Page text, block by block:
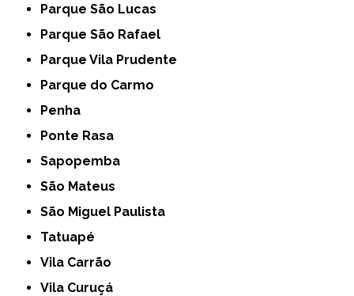
Parque São Lucas
Parque São Rafael
Parque Vila Prudente
Parque do Carmo
Penha
Ponte Rasa
Sapopemba
São Mateus
São Miguel Paulista
Tatuapé
Vila Carrão
Vila Curuçá